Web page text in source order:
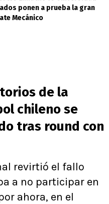
ponen a prueba la gran
Mecánico
de la
chileno se
tras round con
revirtió el fallo
a no participar en
ahora, en el